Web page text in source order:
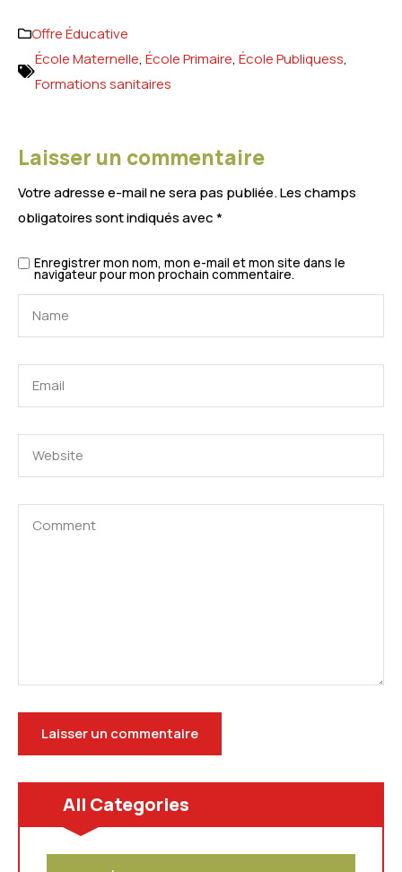
Offre Éducative
École Maternelle, École Primaire, École Publiquess,
Formations sanitaires
Laisser un commentaire
Votre adresse e-mail ne sera pas publiée.Les champs
obligatoires sont indiqués avec*
Enregistrer mon nom, mon e-mail et mon site dans le
navigateur pour mon prochain commentaire.
All Categories